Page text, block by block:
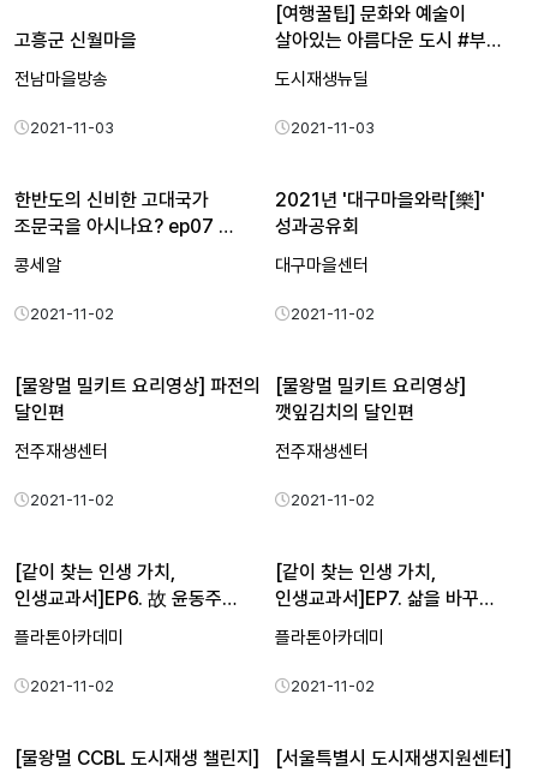
[여행꿀팁] 문화와 예술이
살아있는 아름다운 도시 #부…
도시재생뉴딜
2021-11-03
고흥군 신월마을
전남마을방송
2021-11-03
한반도의 신비한 고대국가
조문국을 아시나요? ep07 …
콩세알
2021-11-02
2021년 '대구마을와락[樂]'
성과공유회
대구마을센터
2021-11-02
[물왕멀 밀키트 요리영상] 파전의
달인편
전주재생센터
2021-11-02
[물왕멀 밀키트 요리영상]
깻잎김치의 달인편
전주재생센터
2021-11-02
[같이 찾는 인생 가치,
인생교과서]EP6. 故 윤동주…
플라톤아카데미
2021-11-02
[같이 찾는 인생 가치,
인생교과서]EP7. 삶을 바꾸…
플라톤아카데미
2021-11-02
[물왕멀 CCBL 도시재생 챌린지]
[서울특별시 도시재생지원센터]